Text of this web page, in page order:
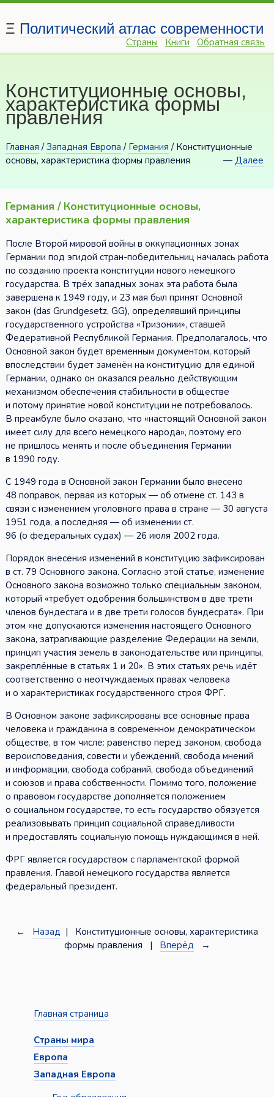
Ξ Политический атлас современности
Страны Книги Обратная связь
Конституционные основы,
характеристика формы
правления
Главная /Западная Европа / Германия / Конституционные
основы, характеристика формы правления
—Далее
Германия / Конституционные основы,
характеристика формы правления
После Второй мировой войны в оккупационных зонах
Германии под эгидой стран-победительниц началась работа
по созданию проекта конституции нового немецкого
государства. В трёх западных зонах эта работа была
завершена к 1949 году, и 23 мая был принят Основной
закон (das Grundgesetz, GG), определявший принципы
государственного устройства «Тризонии», ставшей
Федеративной Республикой Германия. Предполагалось, что
Основной закон будет временным документом, который
впоследствии будет заменён на конституцию для единой
Германии, однако он оказался реально действующим
механизмом обеспечения стабильности в обществе
и потому принятие новой конституции не потребовалось.
В преамбуле было сказано, что «настоящий Основной закон
имеет силу для всего немецкого народа», поэтому его
не пришлось менять и после объединения Германии
в 1990 году.
С 1949 года в Основной закон Германии было внесено
48 поправок, первая из которых — об отмене ст. 143 в
связи с изменением уголовного права в стране — 30 августа
1951 года, а последняя — об изменении ст.
96 (о федеральных судах) — 26 июля 2002 года.
Порядок внесения изменений в конституцию зафиксирован
в ст. 79 Основного закона. Согласно этой статье, изменение
Основного закона возможно только специальным законом,
который «требует одобрения большинством в две трети
членов бундестага и в две трети голосов бундесрата». При
этом «не допускаются изменения настоящего Основного
закона, затрагивающие разделение Федерации на земли,
принцип участия земель в законодательстве или принципы,
закреплённые в статьях 1 и 20». В этих статьях речь идёт
соответственно о неотчуждаемых правах человека
и о характеристиках государственного строя ФРГ.
В Основном законе зафиксированы все основные права
человека и гражданина в современном демократическом
обществе, в том числе: равенство перед законом, свобода
вероисповедания, совести и убеждений, свобода мнений
и информации, свобода собраний, свобода объединений
и союзов и права собственности. Помимо того, положение
о правовом государстве дополняется положением
о социальном государстве, то есть государство обязуется
реализовывать принцип социальной справедливости
и предоставлять социальную помощь нуждающимся в ней.
ФРГ является государством с парламентской формой
правления. Главой немецкого государства является
федеральный президент.
← Назад | Конституционные основы, характеристика
формы правления | Вперёд →
Главная страница
Страны мира
Европа
Западная Европа